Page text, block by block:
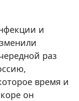
и
раз
время и
он